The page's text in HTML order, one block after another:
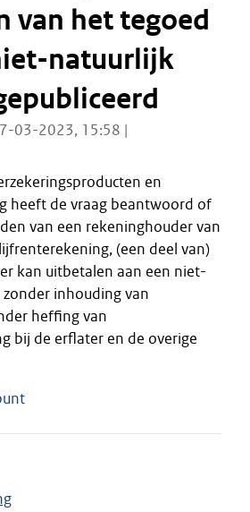
van het tegoed
natuurlijk
03-2023, 15:58 |
en
heeft de vraag beantwoord of
van een rekeninghouder van
(een deel van)
kan uitbetalen aan een niet-
inhouding van
heffing van
bij de erflater en de overige